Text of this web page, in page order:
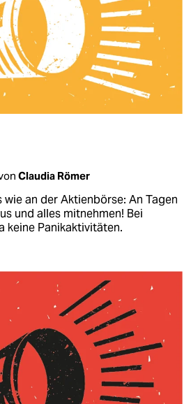
Claudia Römer
an der Aktienbörse: An Tagen
und alles mitnehmen! Bei
keine Panikaktivitäten.